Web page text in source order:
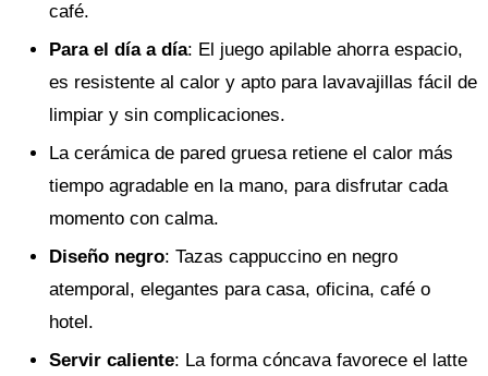
café.
Para el día a día: El juego apilable ahorra espacio,
es resistente al calor y apto para lavavajillas fácil de
limpiar y sin complicaciones.
La cerámica de pared gruesa retiene el calor más
tiempo agradable en la mano, para disfrutar cada
momento con calma.
Diseño negro: Tazas cappuccino en negro
atemporal, elegantes para casa, oficina, café o
hotel.
Servir caliente: La forma cóncava favorece el latte